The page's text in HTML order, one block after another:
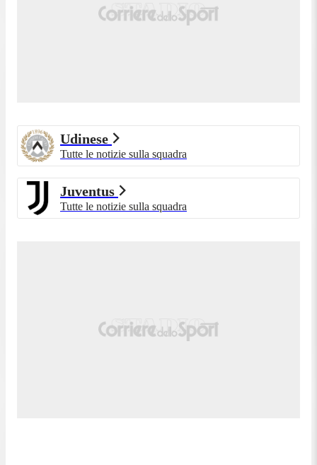
Udinese
Tutte le notizie sulla squadra
Juventus
Tutte le notizie sulla squadra